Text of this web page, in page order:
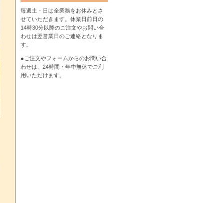
毎週土・日は全業務をお休みとさ
せていただきます。休業日前日の
14時30分以降のご注文やお問い合
わせは翌営業日のご連絡となりま
す。
●ご注文やフォームからのお問い合
わせは、 24時間・年中無休でご利
用いただけます。